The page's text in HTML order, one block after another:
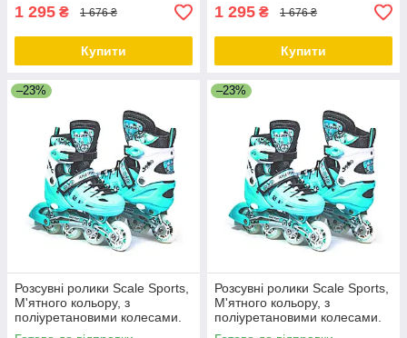
1 295 ₴ 1 676 ₴
Купити
1 295 ₴ 1 676 ₴
Купити
–23%
Розсувні ролики Scale Sports,
М'ятного кольору, з
поліуретановими колесами.
Розмір 34-38
–23%
Розсувні ролики Scale Sports,
М'ятного кольору, з
поліуретановими колесами.
Розмір 38-41